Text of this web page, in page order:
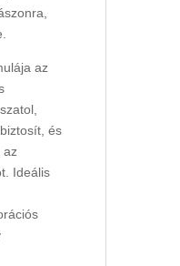
az
és
az
Ideális